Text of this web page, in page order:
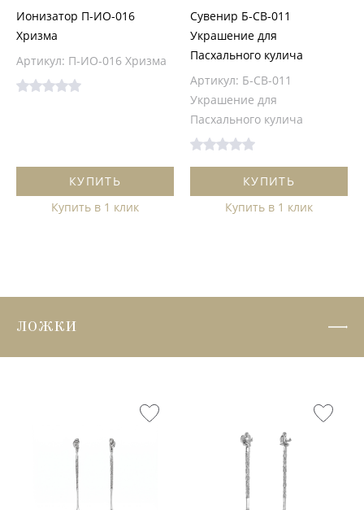
Ионизатор П-ИО-016
Хризма
Артикул: П-ИО-016 Хризма
КУПИТЬ
Купить в 1 клик
Сувенир Б-СВ-011
Украшение для
Пасхального кулича
Артикул: Б-СВ-011
Украшение для
Пасхального кулича
КУПИТЬ
Купить в 1 клик
ЛОЖКИ